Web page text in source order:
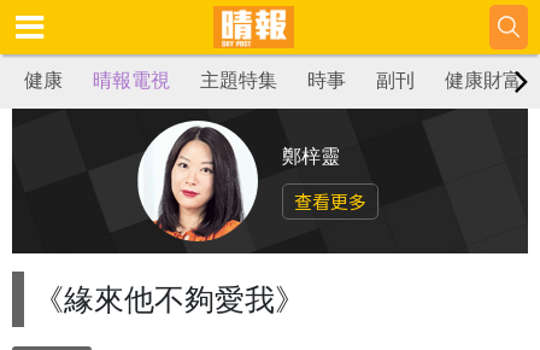
健康 晴報電視 主題特集 時事 副刊 健康財富
鄭梓靈
查看更多
《緣來他不夠愛我》